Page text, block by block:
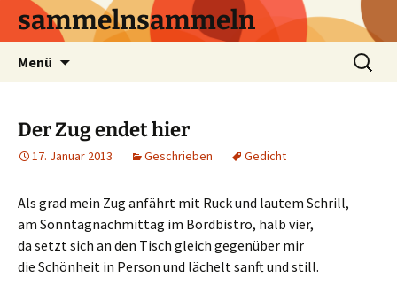
sammelnsammeln
Menü
Suchen
nach:
Der Zug endet hier
17. Januar 2013 Geschrieben Gedicht
Als grad mein Zug anfährt mit Ruck und lautem Schrill,
am Sonntagnachmittag im Bordbistro, halb vier,
da setzt sich an den Tisch gleich gegenüber mir
die Schönheit in Person und lächelt sanft und still.